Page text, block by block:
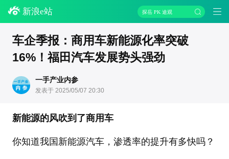
新浪e站 探岳 PK 途观
车企季报：商用车新能源化率突破
16%！福田汽车发展势头强劲
一手产业内参
发表于 2025/05/07 20:30
新能源的风吹到了商用车
你知道我国新能源汽车，渗透率的提升有多快吗？